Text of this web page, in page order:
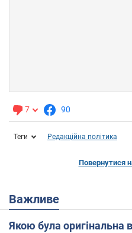
7 90
Теги Редакційна політика
Повернутися
Важливе
Якою була оригінальна